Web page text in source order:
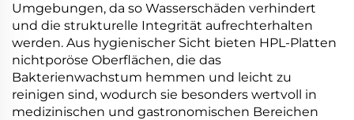
Umgebungen, da so Wasserschäden verhindert
und die strukturelle Integrität aufrechterhalten
werden. Aus hygienischer Sicht bieten HPL-Platten
nichtporöse Oberflächen, die das
Bakterienwachstum hemmen und leicht zu
reinigen sind, wodurch sie besonders wertvoll in
medizinischen und gastronomischen Bereichen